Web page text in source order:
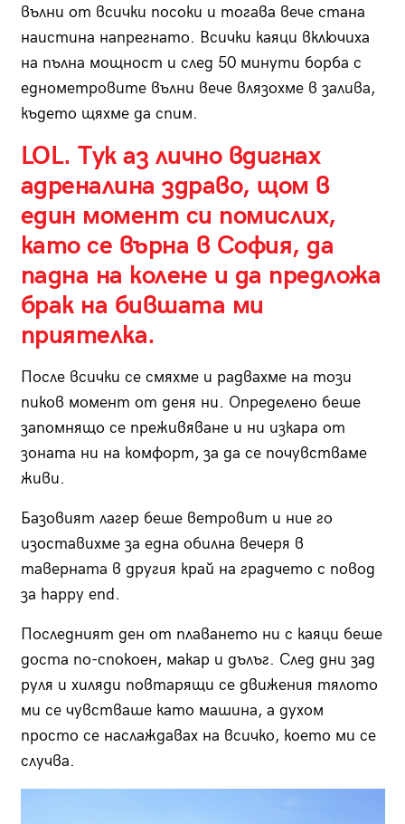
вълни от всички посоки и тогава вече стана
наистина напрегнато. Всички каяци включиха
на пълна мощност и след 50 минути борба с
еднометровите вълни вече влязохме в залива,
където щяхме да спим.
LOL. Тук аз лично вдигнах
адреналина здраво, щом в
един момент си помислих,
като се върна в София, да
падна на колене и да предложа
брак на бившата ми
приятелка.
После всички се смяхме и радвахме на този
пиков момент от деня ни. Определено беше
запомнящо се преживяване и ни изкара от
зоната ни на комфорт, за да се почувстваме
живи.
Базовият лагер беше ветровит и ние го
изоставихме за една обилна вечеря в
таверната в другия край на градчето с повод
за happy end.
Последният ден от плаването ни с каяци беше
доста по-спокоен, макар и дълъг. След дни зад
руля и хиляди повтарящи се движения тялото
ми се чувстваше като машина, а духом
просто се наслаждавах на всичко, което ми се
случва.